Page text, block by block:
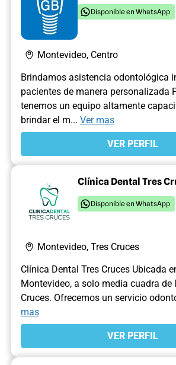
Disponible en WhatsApp
Montevideo, Centro
Brindamos asistencia odontológica
pacientes de manera personalizada
tenemos un equipo altamente
brindar el m... Ver mas
VER PERFIL
Clínica Dental Tres
Disponible en WhatsApp
Montevideo, Tres Cruces
Clínica Dental Tres Cruces Ubicada
Montevideo, a solo media cuadra de
Cruces. Ofrecemos un servicio
mas
VER PERFIL